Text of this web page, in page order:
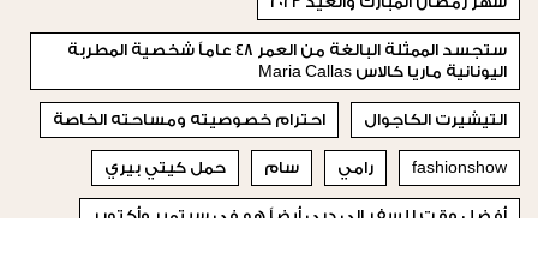
ستجسد الممثلة البالغة من العمر 48 عاماً شخصية المطربة
اليونانية ماريا كالاس Maria Callas
التيشيرت الكاجوال احترام خصوصيته ومساحته الخاصة
fashionshow رامي سام حمل كيتي بيري
أفضل وقت للسفر إلى دبي أيضاً هو في سبتمبر وأكتوبر